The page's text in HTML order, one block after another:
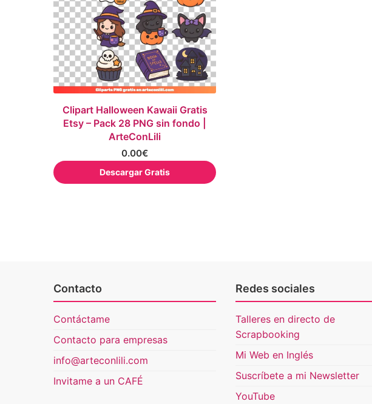
Clipart Halloween Kawaii Gratis
Etsy – Pack 28 PNG sin fondo |
ArteConLili
0.00€
Descargar Gratis
Contacto
Contáctame
Contacto para empresas
info@arteconlili.com
Invitame a un CAFÉ
Redes sociales
Talleres en directo de
Scrapbooking
Mi Web en Inglés
Suscríbete a mi Newsletter
YouTube